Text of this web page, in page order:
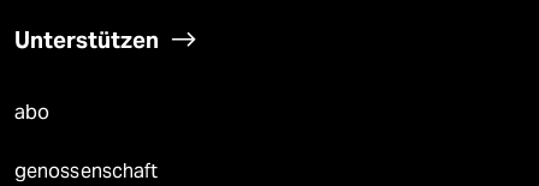
Unterstützen
abo
genossenschaft